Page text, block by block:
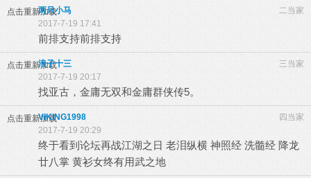
点击重新加载 二当家
两只小马
2017-7-19 17:41
前排支持前排支持
点击重新加载 三当家
浪子十三
2017-7-19 20:17
找亚古，金庸无双和金庸群侠传5。
点击重新加载 四当家
VIKING1998
2017-7-19 20:29
终于看到论坛再战江湖之日 老泪纵横 神照经 洗髓经 降龙
廿八掌 黄衫女终有用武之地